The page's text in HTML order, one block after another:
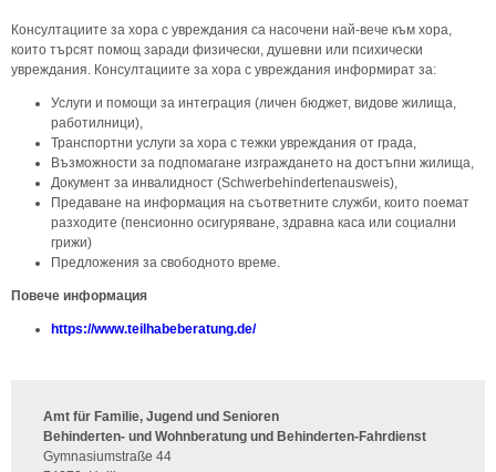
Консултациите за хора с увреждания са насочени най-вече към хора,
които търсят помощ заради физически, душевни или психически
увреждания. Консултациите за хора с увреждания информират за:
Услуги и помощи за интеграция (личен бюджет, видове жилища,
работилници),
Транспортни услуги за хора с тежки увреждания от града,
Възможности за подпомагане изграждането на достъпни жилища,
Документ за инвалидност (Schwerbehindertenausweis),
Предаване на информация на съответните служби, които поемат
разходите (пенсионно осигуряване, здравна каса или социални
грижи)
Предложения за свободното време.
Повече информация
https://www.teilhabeberatung.de/
Amt für Familie, Jugend und Senioren
Behinderten- und Wohnberatung und Behinderten-Fahrdienst
Gymnasiumstraße 44